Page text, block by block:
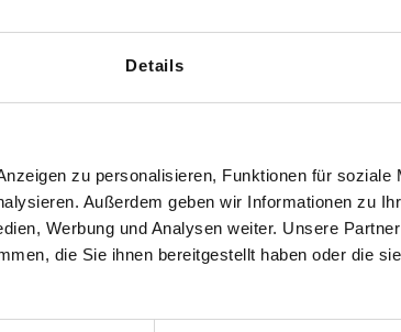
Details
zu personalisieren, Funktionen für soziale
Außerdem geben wir Informationen zu
Werbung und Analysen weiter. Unsere
die Sie ihnen bereitgestellt haben oder die
und
Möglichkeit zur